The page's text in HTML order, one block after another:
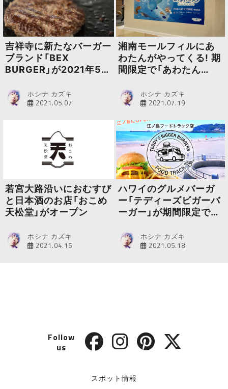
吉祥寺に新たなバーガー
ブランド「BEX
BURGER」が2021年5月
ホシナ カズキ
2021.05.07
湘南モールフィルにあ
わたんがやってくる! 期
間限定で「あわたん
ープンホシナ カズキ
2021.07.19
若宮大路沿いにおむすび
と日本酒のお店「おこめ
天松堂」がオープン
ホシナ カズキ
2021.04.15
ハワイのグルメバーガ
ー「テディーズビガーバ
ーガー」が期間限定で江
ホシナ カズキ
2021.05.18
Follow
us
スポット情報